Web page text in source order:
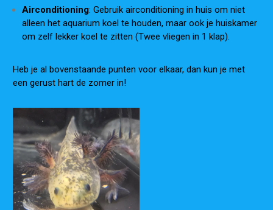
Airconditioning: Gebruik airconditioning in huis om niet
alleen het aquarium koel te houden, maar ook je huiskamer
om zelf lekker koel te zitten (Twee vliegen in 1 klap).
Heb je al bovenstaande punten voor elkaar, dan kun je met
een gerust hart de zomer in!